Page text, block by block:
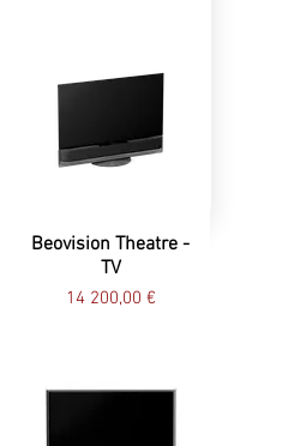
Beovision Theatre -
TV
Preço
14 200,00 €